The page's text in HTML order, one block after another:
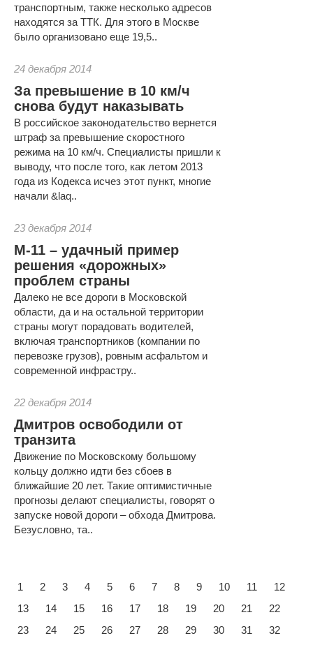
транспортным, также несколько адресов
находятся за ТТК. Для этого в Москве
было организовано еще 19,5..
24 декабря 2014
За превышение в 10 км/ч
снова будут наказывать
В российское законодательство вернется
штраф за превышение скоростного
режима на 10 км/ч. Специалисты пришли к
выводу, что после того, как летом 2013
года из Кодекса исчез этот пункт, многие
начали &laq..
23 декабря 2014
М-11 – удачный пример
решения «дорожных»
проблем страны
Далеко не все дороги в Московской
области, да и на остальной территории
страны могут порадовать водителей,
включая транспортников (компании по
перевозке грузов), ровным асфальтом и
современной инфрастру..
22 декабря 2014
Дмитров освободили от
транзита
Движение по Московскому большому
кольцу должно идти без сбоев в
ближайшие 20 лет. Такие оптимистичные
прогнозы делают специалисты, говорят о
запуске новой дороги – обхода Дмитрова.
Безусловно, та..
1 2 3 4 5 6 7 8 9 10 11
12
13
14 15 16 17 18 19 20 21
22
23
24 25 26 27 28 29 30 31
32